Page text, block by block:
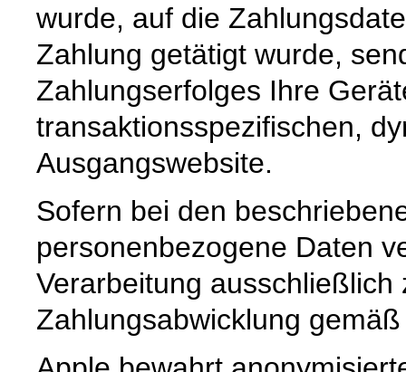
wurde, auf die
Zahlung getätigt wurde,
Zahlungserfolges Ihre
transaktionsspezifischen,
Ausgangswebsite.
Sofern bei den
personenbezogene Daten
Verarbeitung ausschließlich
Zahlungsabwicklung